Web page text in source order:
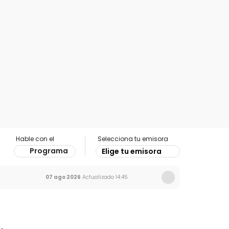
Hable con el
Programa
Selecciona tu emisora
Elige tu emisora
07 ago 2026 Actualizado 14:45